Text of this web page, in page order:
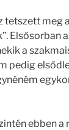
tetszett meg
Elsősorban
a
pedig
ebben a